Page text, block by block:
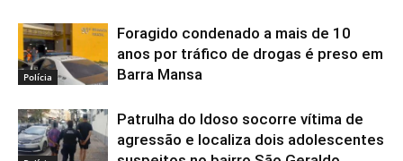
Polícia
Foragido condenado a mais de 10
anos por tráfico de drogas é preso em
Barra Mansa
Patrulha do Idoso socorre vítima de
agressão e localiza dois adolescentes